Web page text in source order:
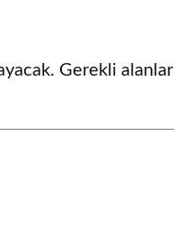
Gerekli alanlar